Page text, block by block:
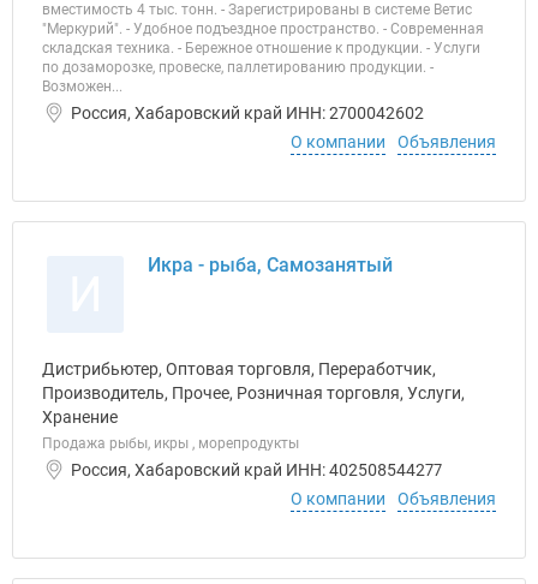
вместимость 4 тыс. тонн. - Зарегистрированы в системе Ветис
"Меркурий". - Удобное подъездное пространство. - Современная
складская техника. - Бережное отношение к продукции. - Услуги
по дозаморозке, провеске, паллетированию продукции. -
Возможен...
Россия, Хабаровский край ИНН: 2700042602
О компании
Объявления
Икра - рыба, Самозанятый
Дистрибьютер, Оптовая торговля, Переработчик,
Производитель, Прочее, Розничная торговля, Услуги,
Хранение
Продажа рыбы, икры , морепродукты
Россия, Хабаровский край ИНН: 402508544277
О компании
Объявления